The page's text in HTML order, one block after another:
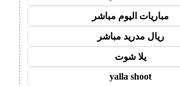
مباريات اليوم مباشر
ريال مدريد مباشر
يلا شوت
yalla shoot